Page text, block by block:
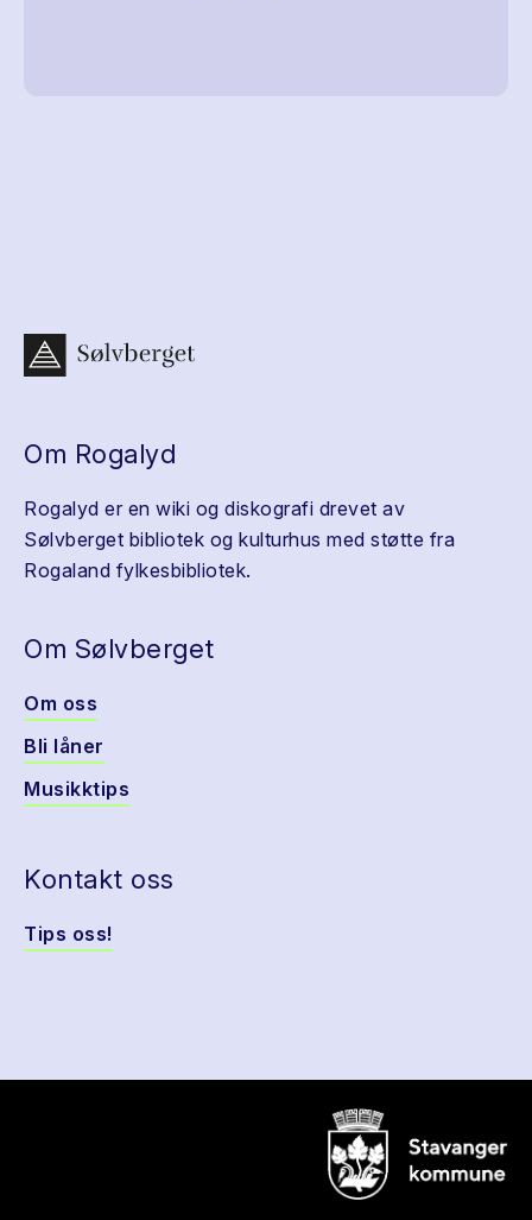
Om Rogalyd
Rogalyd er en wiki og diskografi drevet av
Sølvberget bibliotek og kulturhus med støtte fra
Rogaland fylkesbibliotek.
Om Sølvberget
Om oss
Bli låner
Musikktips
Kontakt oss
Tips oss!